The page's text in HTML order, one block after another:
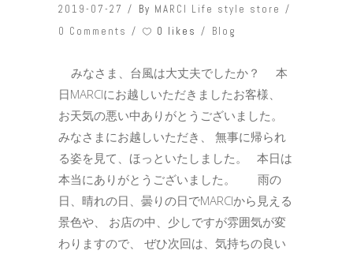
2019-07-27 By MARCI Life style store
0 Comments
0 likes Blog
みなさま、台風は大丈夫でしたか？ 本
日MARCIにお越しいただきましたお客様、
お天気の悪い中ありがとうございました。
みなさまにお越しいただき、 無事に帰られ
る姿を見て、ほっといたしました。 本日は
本当にありがとうございました。 雨の
日、晴れの日、曇りの日でMARCIから見える
景色や、 お店の中、少しですが雰囲気が変
わりますので、 ぜひ次回は、気持ちの良い